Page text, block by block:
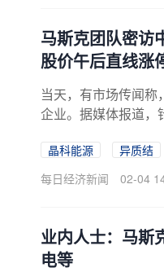
马斯克团队密访
股价午后直线涨
当天，有市场传闻称
企业。据媒体报道，
晶科能源 异质结
每日经济新闻
02-04
业内人士：马斯
电等